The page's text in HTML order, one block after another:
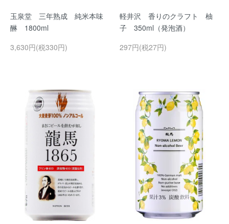
玉泉堂 三年熟成 純米本味
醂 1800ml
3,630円(税330円)
軽井沢 香りのクラフト 柚
子 350ml（発泡酒）
297円(税27円)